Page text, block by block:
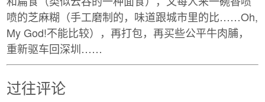
喷的芝麻糊（手工磨制的，味道跟城市里的比……Oh,
My God!不能比较），再打包，再买些公平牛肉脯，
重新驱车回深圳……
过往评论